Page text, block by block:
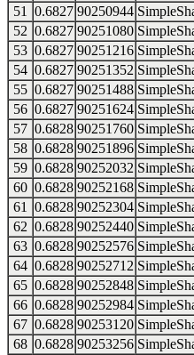
51
0.6827 90250944
52 0.6827 90251080
53 0.6827 90251216
54 0.6827 90251352
55 0.6827 90251488
56 0.6827 90251624
57 0.6828 90251760
58 0.6828 90251896
59 0.6828 90252032
60 0.6828 90252168
61
0.6828 90252304
62 0.6828 90252440
63 0.6828 90252576
64 0.6828 90252712
65 0.6828 90252848
66 0.6828 90252984
67 0.6828 90253120
68 0.6828 90253256